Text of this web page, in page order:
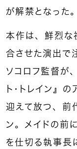
が解禁となった。
本作は、鮮烈な
合させた演出で
ソコロフ監督が
ト・トレイン』
迎えて放つ、前
ン。メイドの前
を仕切る執事長